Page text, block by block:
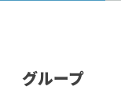
グループ